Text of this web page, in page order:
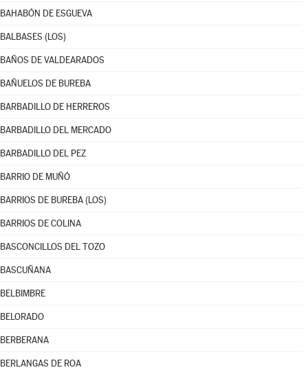
BAHABÓN DE ESGUEVA
BALBASES (LOS)
BAÑOS DE VALDEARADOS
BAÑUELOS DE BUREBA
BARBADILLO DE HERREROS
BARBADILLO DEL MERCADO
BARBADILLO DEL PEZ
BARRIO DE MUÑÓ
BARRIOS DE BUREBA (LOS)
BARRIOS DE COLINA
BASCONCILLOS DEL TOZO
BASCUÑANA
BELBIMBRE
BELORADO
BERBERANA
BERLANGAS DE ROA